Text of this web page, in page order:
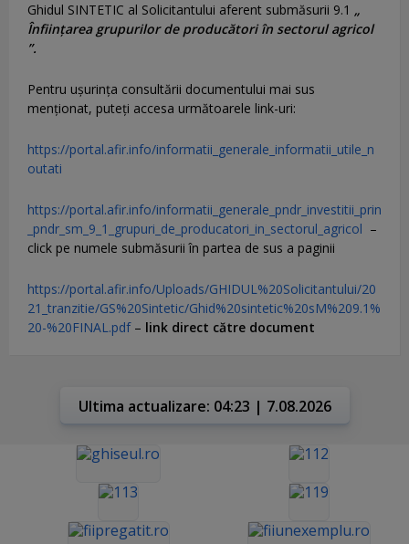
Ghidul SINTETIC al Solicitantului aferent submăsurii 9.1 „
Înființarea grupurilor de producători în sectorul agricol
”.
Pentru uşurinţa consultării documentului mai sus
menţionat, puteţi accesa următoarele link-uri:
https://portal.afir.info/informatii_generale_informatii_utile_n
outati
https://portal.afir.info/informatii_generale_pndr_investitii_prin
_pndr_sm_9_1_grupuri_de_producatori_in_sectorul_agricol –
click pe numele submăsurii în partea de sus a paginii
https://portal.afir.info/Uploads/GHIDUL%20Solicitantului/20
21_tranzitie/GS%20Sintetic/Ghid%20sintetic%20sM%209.1%
20-%20FINAL.pdf– link direct către document
Ultima actualizare: 04:23 | 7.08.2026